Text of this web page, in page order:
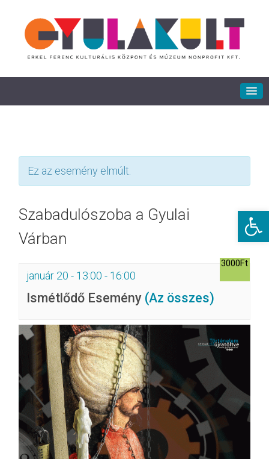
Ez az esemény elmúlt.
Szabadulószoba a Gyulai
Várban
január 20 - 13:00 - 16:00
Ismétlődő Esemény (Az összes)
3000Ft